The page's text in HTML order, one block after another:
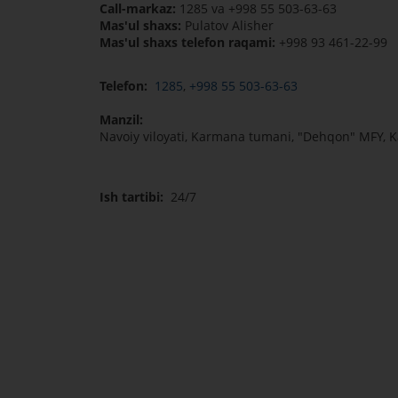
Call-markaz: 1285 va +998 55 503-63-63
Mas'ul shaxs: Pulatov Alisher
Mas'ul shaxs telefon raqami: +998 93 461-22-99
Telefon: 1285, +998 55 503-63-63
Manzil:
Navoiy viloyati, Karmana tumani, "Dehqon" MFY,
Ish tartibi: 24/7